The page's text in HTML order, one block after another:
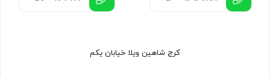
کرج شاهین ویلا خیابان یکم